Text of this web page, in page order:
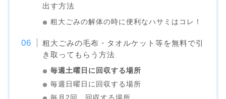
出す方法
粗大ごみの解体の時に便利なハサミはコレ！
粗大ごみの毛布・タオルケット等を無料で引
き取ってもらう方法
毎週土曜日に回収する場所
毎週日曜日に回収する場所